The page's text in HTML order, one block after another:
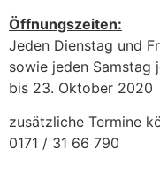
Öffnungszeiten:
Jeden Dienstag und
sowie jeden Samstag
bis 23. Oktober 2020
zusätzliche Termine
0171 / 31 66 790